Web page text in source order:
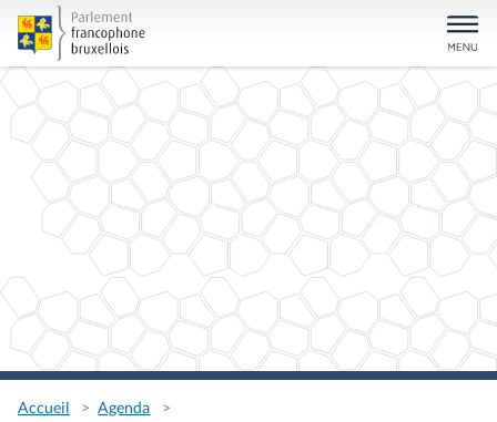
Accueil
Agenda